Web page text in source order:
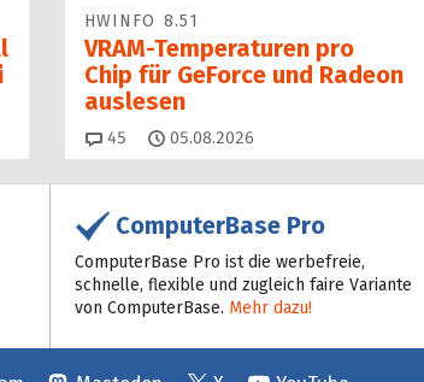
HWINFO 8.51
VRAM-Temperaturen pro
Chip für GeForce und Radeon
auslesen
45 Kommentare
05.08.2026
ComputerBase Pro
ComputerBase Pro ist die werbefreie,
schnelle, flexible und zugleich faire Variante
von ComputerBase. Mehr dazu!